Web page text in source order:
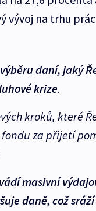
vývoj na trhu
daní, jaký
krize.
kroků, které
za přijetí
masivní
daně, což